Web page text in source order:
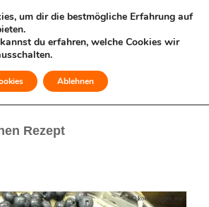
Rezept
um dir die bestmögliche Erfahrung auf
kannst du erfahren, welche Cookies wir
Ablehnen